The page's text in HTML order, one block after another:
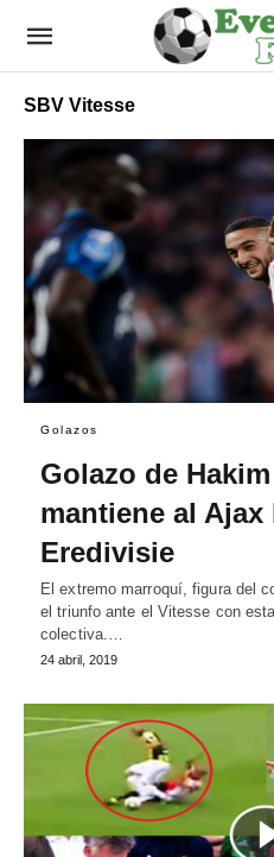
SBV Vitesse
Golazos
Golazo de
mantiene al
Eredivisie
El extremo marroquí, figura del
el triunfo ante el Vitesse con
colectiva.…
24 abril, 2019